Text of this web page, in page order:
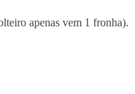
apenas vem 1 fronha).